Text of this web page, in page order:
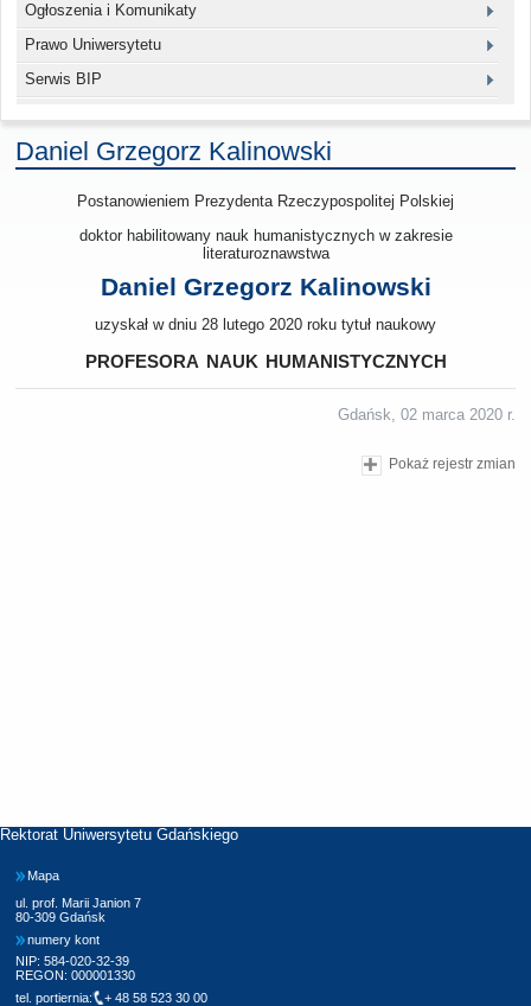
Ogłoszenia i Komunikaty
Prawo Uniwersytetu
Serwis BIP
Daniel Grzegorz Kalinowski
Postanowieniem Prezydenta Rzeczypospolitej Polskiej
doktor habilitowany nauk humanistycznych w zakresie
literaturoznawstwa
Daniel Grzegorz Kalinowski
uzyskał w dniu 28 lutego 2020 roku tytuł naukowy
profesora nauk humanistycznych
Gdańsk, 02 marca 2020 r.
Pokaż rejestr zmian
Rektorat Uniwersytetu Gdańskiego
Mapa
ul. prof. Marii Janion 7
80-309 Gdańsk
numery kont
NIP: 584-020-32-39
REGON: 000001330
tel. portiernia:
+ 48 58 523 30 00